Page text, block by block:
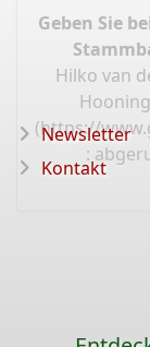
Geben Sie
Hilko van
(https://
:
Newsletter
Kontakt